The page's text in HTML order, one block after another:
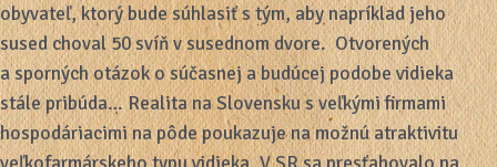
obyvateľ, ktorý bude súhlasiť s tým, aby napríklad jeho
sused choval 50 svíň v susednom dvore. Otvorených
a sporných otázok o súčasnej a budúcej podobe vidieka
stále pribúda… Realita na Slovensku s veľkými firmami
hospodáriacimi na pôde poukazuje na možnú atraktivitu